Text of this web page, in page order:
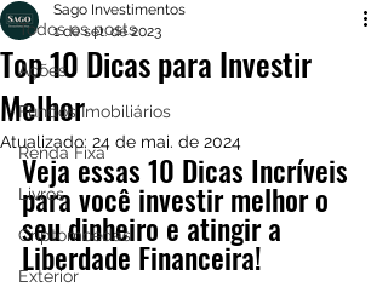
Todos os posts
Ações
Fundos Imobiliários
Renda Fixa
Livros
Criptomoedas
Exterior
Top 10 Dicas para Investir
Melhor
Sago Investimentos
1 de set. de 2023
Atualizado: 24 de mai. de 2024
Veja essas 10 Dicas Incríveis
para você investir melhor o
seu dinheiro e atingir a
Liberdade Financeira!